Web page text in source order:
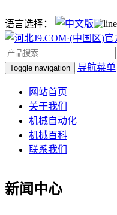
语言选择：
Toggle navigation 导航菜单
网站首页
关于我们
机械自动化
机械百科
联系我们
新闻中心